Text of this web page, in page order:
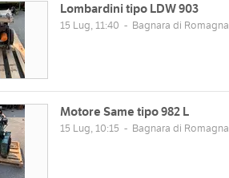
Lombardini tipo LDW 903
15 Lug, 11:40 - Bagnara di Romagna
Motore Same tipo 982 L
15 Lug, 10:15 - Bagnara di Romagna